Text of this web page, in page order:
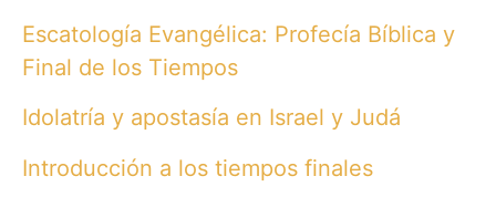
Escatología Evangélica: Profecía Bíblica y
Final de los Tiempos
Idolatría y apostasía en Israel y Judá
Introducción a los tiempos finales